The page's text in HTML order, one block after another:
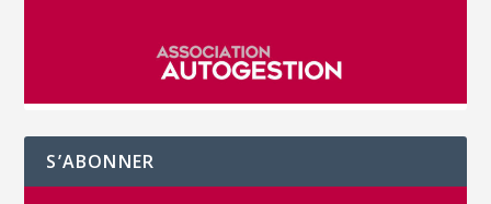
S’ABONNER